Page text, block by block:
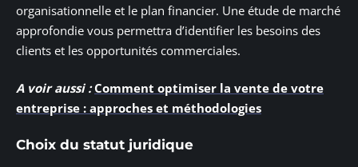
organisationnelle et le plan financier. Une étude de marché
approfondie vous permettra d’identifier les besoins des
clients et les opportunités commerciales.
A voir aussi : Comment optimiser la vente de votre
entreprise : approches et méthodologies
Choix du statut juridique